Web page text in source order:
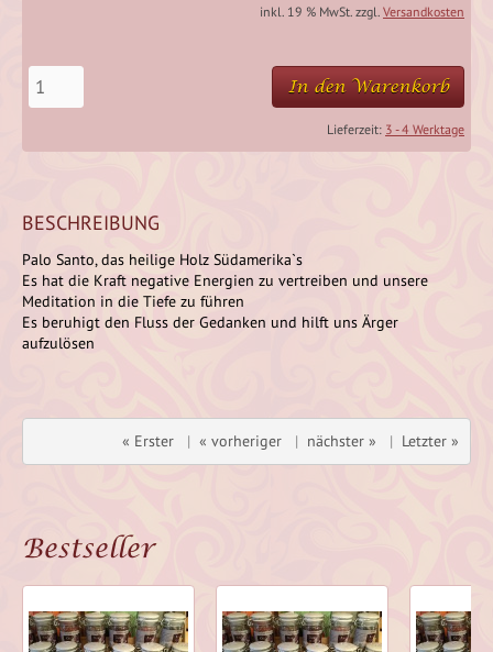
inkl. 19 % MwSt. zzgl. Versandkosten
In den Warenkorb
Lieferzeit: 3 - 4 Werktage
BESCHREIBUNG
Palo Santo, das heilige Holz Südamerika`s
Es hat die Kraft negative Energien zu vertreiben und unsere
Meditation in die Tiefe zu führen
Es beruhigt den Fluss der Gedanken und hilft uns Ärger
aufzulösen
« Erster | « vorheriger | nächster » | Letzter »
Bestseller